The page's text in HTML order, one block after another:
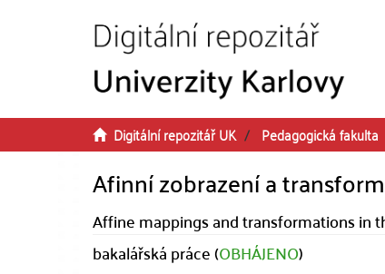
Digitální repozitář UK Pedagogická fakulta
Afinní zobrazení a
Affine mappings and transformations in
bakalářská práce (OBHÁJENO)